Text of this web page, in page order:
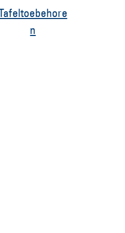
Tafeltoebehore
n